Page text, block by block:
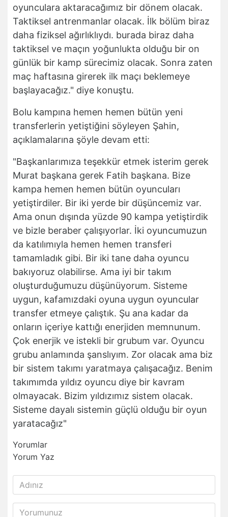
oyunculara aktaracağımız bir dönem olacak.
Taktiksel antrenmanlar olacak. İlk bölüm biraz
daha fiziksel ağırlıklıydı. burada biraz daha
taktiksel ve maçın yoğunlukta olduğu bir on
günlük bir kamp sürecimiz olacak. Sonra zaten
maç haftasına girerek ilk maçı beklemeye
başlayacağız." diye konuştu.
Bolu kampına hemen hemen bütün yeni
transferlerin yetiştiğini söyleyen Şahin,
açıklamalarına şöyle devam etti:
"Başkanlarımıza teşekkür etmek isterim gerek
Murat başkana gerek Fatih başkana. Bize
kampa hemen hemen bütün oyuncuları
yetiştirdiler. Bir iki yerde bir düşüncemiz var.
Ama onun dışında yüzde 90 kampa yetiştirdik
ve bizle beraber çalışıyorlar. İki oyuncumuzun
da katılımıyla hemen hemen transferi
tamamladık gibi. Bir iki tane daha oyuncu
bakıyoruz olabilirse. Ama iyi bir takım
oluşturduğumuzu düşünüyorum. Sisteme
uygun, kafamızdaki oyuna uygun oyuncular
transfer etmeye çalıştık. Şu ana kadar da
onların içeriye kattığı enerjiden memnunum.
Çok enerjik ve istekli bir grubum var. Oyuncu
grubu anlamında şanslıyım. Zor olacak ama biz
bir sistem takımı yaratmaya çalışacağız. Benim
takımımda yıldız oyuncu diye bir kavram
olmayacak. Bizim yıldızımız sistem olacak.
Sisteme dayalı sistemin güçlü olduğu bir oyun
yaratacağız"
Yorumlar
Yorum Yaz